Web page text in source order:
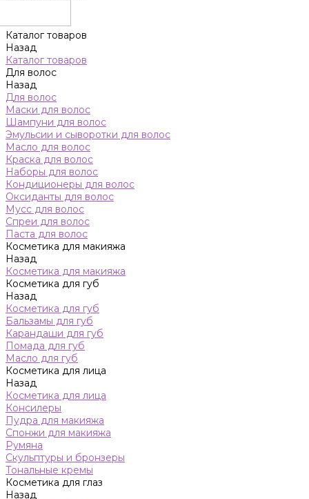
Каталог товаров
Назад
Каталог товаров
Для волос
Назад
Для волос
Маски для волос
Шампуни для волос
Эмульсии и сыворотки для волос
Масло для волос
Краска для волос
Наборы для волос
Кондиционеры для волос
Оксиданты для волос
Мусс для волос
Спреи для волос
Паста для волос
Косметика для макияжа
Назад
Косметика для макияжа
Косметика для губ
Назад
Косметика для губ
Бальзамы для губ
Карандаши для губ
Помада для губ
Масло для губ
Косметика для лица
Назад
Косметика для лица
Консилеры
Пудра для макияжа
Спонжи для макияжа
Румяна
Скульптуры и бронзеры
Тональные кремы
Косметика для глаз
Назад